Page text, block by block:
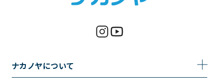
ナカノヤについて